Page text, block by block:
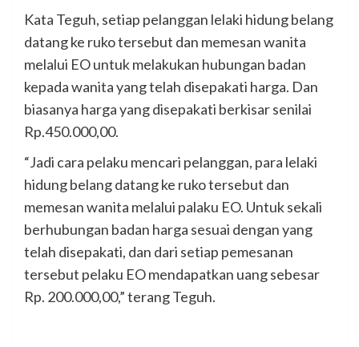
Kata Teguh, setiap pelanggan lelaki hidung belang
datang ke ruko tersebut dan memesan wanita
melalui EO untuk melakukan hubungan badan
kepada wanita yang telah disepakati harga. Dan
biasanya harga yang disepakati berkisar senilai
Rp.450.000,00.
“Jadi cara pelaku mencari pelanggan, para lelaki
hidung belang datang ke ruko tersebut dan
memesan wanita melalui palaku EO. Untuk sekali
berhubungan badan harga sesuai dengan yang
telah disepakati, dan dari setiap pemesanan
tersebut pelaku EO mendapatkan uang sebesar
Rp. 200.000,00,” terang Teguh.